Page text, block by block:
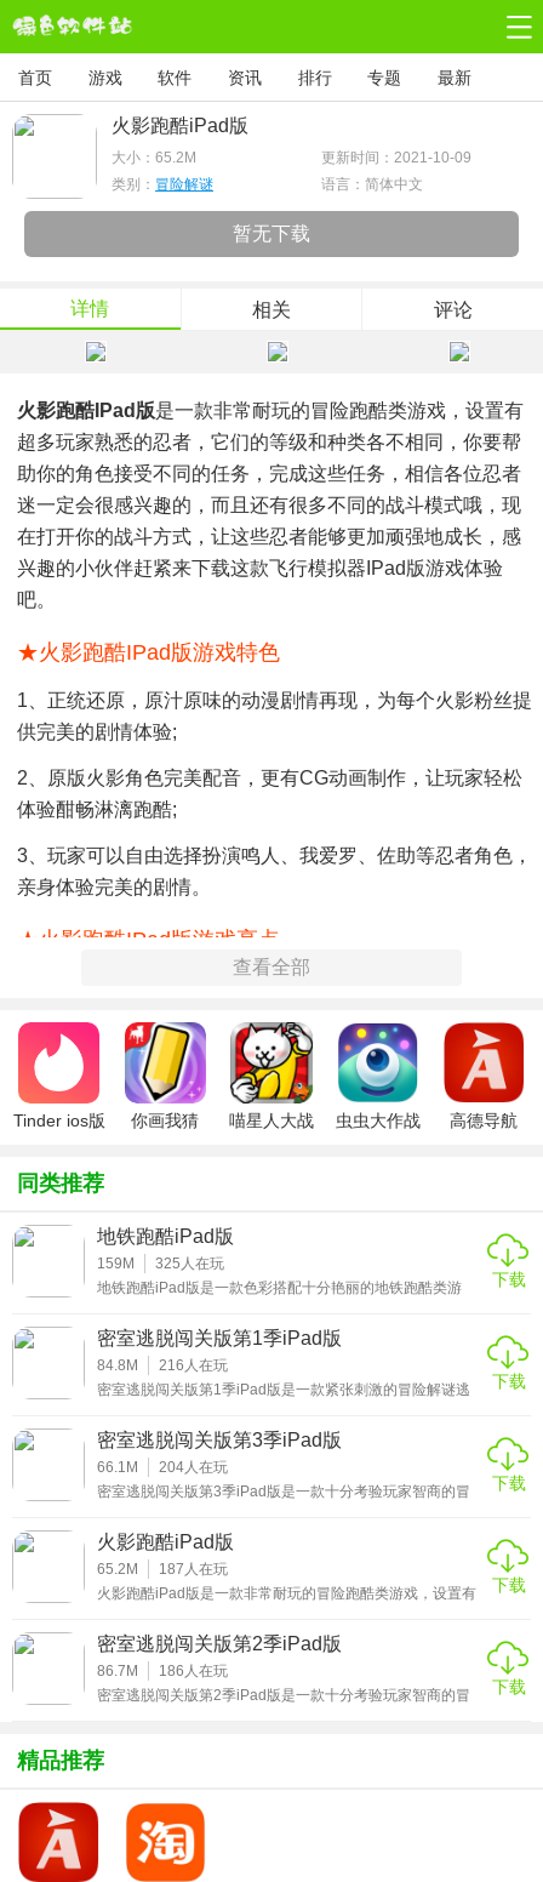
首页 游戏 软件 资讯 排行 专题 最新
火影跑酷iPad版
大小： 65.2M
更新时间：2021-10-09
类别： 冒险解谜 语言：简体中文
暂无下载
详情 相关 评论
火影跑酷iPad版是一款非常耐玩的冒险跑酷类游戏，设置有
超多玩家熟悉的忍者，它们的等级和种类各不相同，你要帮
助你的角色接受不同的任务，完成这些任务，相信各位忍者
迷一定会很感兴趣的，而且还有很多不同的战斗模式哦，现
在打开你的战斗方式，让这些忍者能够更加顽强地成长，感
兴趣的小伙伴赶紧来下载这款飞行模拟器iPad版游戏体验
吧。
★火影跑酷iPad版游戏特色
1、正统还原，原汁原味的动漫剧情再现，为每个火影粉丝提
供完美的剧情体验;
2、原版火影角色完美配音，更有CG动画制作，让玩家轻松
体验酣畅淋漓跑酷;
3、玩家可以自由选择扮演鸣人、我爱罗、佐助等忍者角色，
亲身体验完美的剧情。
★火影跑酷iPad版游戏亮点
唤通灵兽等，任意切换;
2、每个角色都有专属的奥义技能，更有各种花样技能衔接，
无限连打给你刺激体验;
幻，更多酷炫忍术超具威力。
★火影跑酷iPad版游戏优势
1、采用了二次元动漫题材的卡牌格斗类玩法，根据经典动漫
2、保留了正版的剧情内容和角色外形，让你可以重温经典，
玩法精彩，剧情丰富;
3、好友邀请功能，你将带领你的小伙伴一同挑战boss，各种
密卷技能随意选择，助你称霸忍界!
★火影跑酷iPad版游戏玩法
1、竞速多人挑战，玩家可以和好友同服竞技;
2、极限单人挑战，玩家有机会获得S级极品忍者;
3、团队模式，多种角色自由组合搭配，玩法更多变;
4、多种类的boss副本，给你耳目一醒的游戏体验。
★火影跑酷iPad版攻略指南
1、不断增加的忍者角色供你选择;
查看全部
Tinder ios版
你画我猜
喵星人大战
虫虫大作战
高德导航
同类推荐
地铁跑酷iPad版
159M 325 人在玩
地铁跑酷iPad版是一款色彩搭配十分艳丽的地铁跑酷类游
搭配，一进入游戏就牢牢地抓住玩家的眼球，这种鲜艳的色
调大大降低了跑酷游戏的紧张气氛，即使一不小心撞到墙壁
也不会有很大的懊恼，让玩家可以尽情享受在地铁中跑酷的
乐趣，感兴趣的小伙伴赶紧来下载这款地铁跑酷iPad版游戏
下载
密室逃脱闯关版第1季iPad版
84.8M 216 人在玩
密室逃脱闯关版第1季iPad版是一款紧张刺激的冒险解谜逃
这里逃离出去，就需要前往每一个房间找到一把隐藏的钥
匙。尽情发挥自己的聪明才智，从各种的不起眼的地方找到
关键的线索所在，结合线索进行合理分析推理，找到出去的
方法，最终成功逃离，感兴趣的小伙伴赶紧来下载这款密室
下载
密室逃脱闯关版第3季iPad版
66.1M 204人在玩
密室逃脱闯关版第3季iPad版是一款十分考验玩家智商的冒
玩法，同样里面精心设置有20个不同难度的关卡等待着玩家
前来挑战，玩家将会到20个不同的房间开始自己的冒险解谜
逃生之旅，利用自己的聪明才智从这里逃离出去，感兴趣的
小伙伴赶紧来下载这款密室逃脱闯关版第3季iPad版游戏体
下载
火影跑酷iPad版
65.2M 187 人在玩
火影跑酷iPad版是一款非常耐玩的冒险跑酷类游戏，设置有
助你的角色接受不同的任务，完成这些任务，相信各位忍者
迷一定会很感兴趣的，而且还有很多不同的战斗模式哦，现
在打开你的战斗方式，让这些忍者能够更加顽强地成长，感
兴趣的小伙伴赶紧来下载这款飞行模拟器iPad版游戏体验
下载
密室逃脱闯关版第2季iPad版
86.7M 186 人在玩
密室逃脱闯关版第2季iPad版是一款十分考验玩家智商的冒
在其中冒险者，没有人可以帮你，你只能靠自己寻找每个房
间的开门钥匙，最终从这里逃离出去，准备好了吗？感兴趣
体验吧。
下载
精品推荐